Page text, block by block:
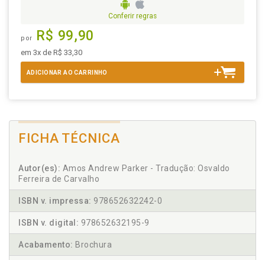
Conferir regras
por R$ 99,90
em 3x de R$ 33,30
ADICIONAR AO CARRINHO
FICHA TÉCNICA
Autor(es): Amos Andrew Parker - Tradução: Osvaldo
Ferreira de Carvalho
ISBN v. impressa: 978652632242-0
ISBN v. digital: 978652632195-9
Acabamento: Brochura